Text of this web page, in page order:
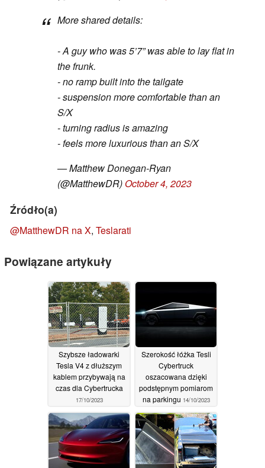
More shared details:
- A guy who was 5’7” was able to lay flat in
the frunk.
- no ramp built into the tailgate
- suspension more comfortable than an
S/X
- turning radius is amazing
- feels more luxurious than an S/X
— Matthew Donegan-Ryan
(@MatthewDR) October 4, 2023
Źródło(a)
@MatthewDR na X, Teslarati
Powiązane artykuły
Szybsze ładowarki
Tesla V4 z dłuższym
kablem przybywają na
czas dla Cybertrucka
17/10/2023
Szerokość łóżka Tesli
Cybertruck
oszacowana dzięki
podstępnym pomiarom
na parkingu 14/10/2023